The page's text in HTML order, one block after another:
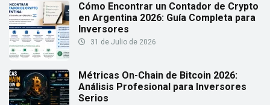
Cómo Encontrar un Contador de Crypto
en Argentina 2026: Guía Completa para
Inversores
31 de Julio de 2026
Métricas On-Chain de Bitcoin 2026:
Análisis Profesional para Inversores
Serios